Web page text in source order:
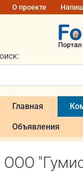
О проекте
Главная
Объявления
ООО